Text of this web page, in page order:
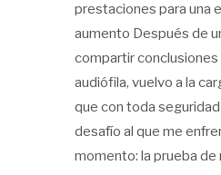
prestaciones para una
aumento Después de
compartir conclusiones
audiófila, vuelvo a la
que con toda
desafío al que me
momento: la prueba de